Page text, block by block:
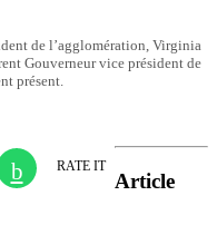
de l’agglomération, Virginia
Gouverneur vice président de
présent.
RATE IT
Article